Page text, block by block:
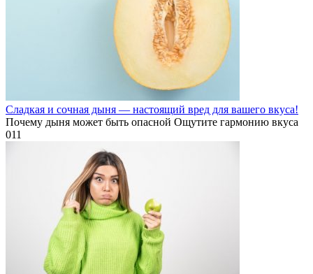
Сладкая и сочная дыня — настоящий вред для вашего вкуса!
Почему дыня может быть опасной Ощутите гармонию вкуса
011